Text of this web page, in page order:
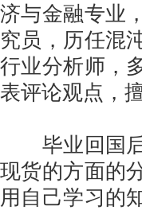
济与金融专业
究员，历任混
行业分析师，
表评论观点，
毕业回国后
现货的方面的
用自己学习的